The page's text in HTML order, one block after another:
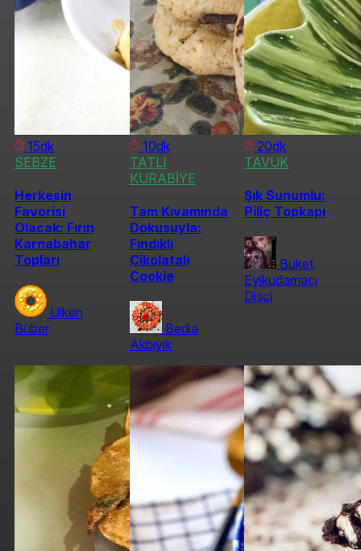
15dk
SEBZE
Herkesin
Favorisi
Olacak: Fırın
Karnabahar
Topları
Ülken
Büber
10dk
TATLI
KURABİYE
Tam Kıvamında
Dokusuyla:
Fındıklı
Çikolatalı
Cookie
Bedia
Akbıyık
20dk
TAVUK
Şık Sunumlu:
Piliç Topkapı
Buket
Eyikudamacı
Dişçi